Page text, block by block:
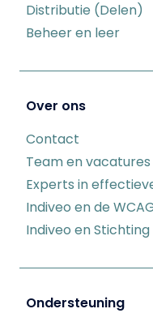
Distributie (Delen)
Beheer en leer
Over ons
Contact
Team en vacatures
Experts in
Indiveo en de
Indiveo en
Ondersteuning